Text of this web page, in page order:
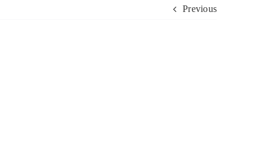
Previous